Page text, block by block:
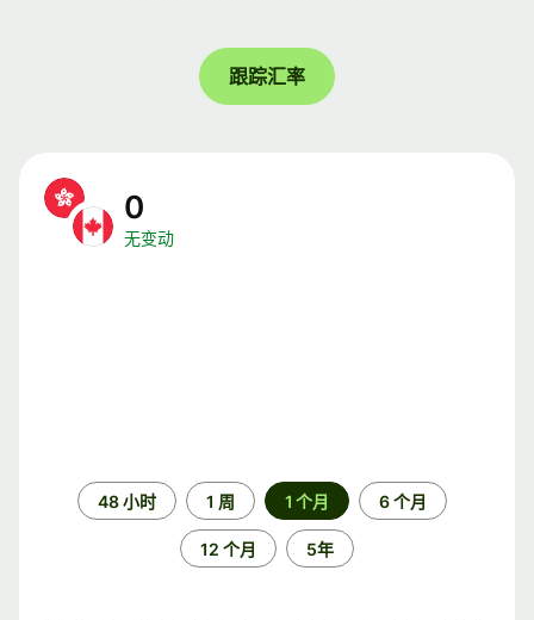
跟踪汇率
0
无变动
48 小时 1 周 1 个月 6 个月
12 个月 5年